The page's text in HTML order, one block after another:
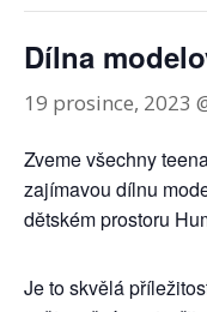
Dílna
19 prosince, 2023
Zveme všechny
zajímavou dílnu
dětském prostoru
Je to skvělá